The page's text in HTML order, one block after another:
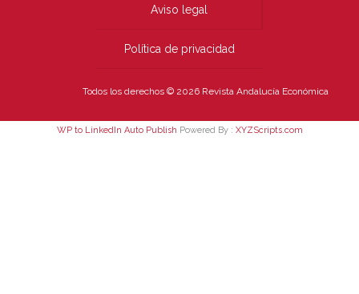
Aviso legal
Política de privacidad
Todos los derechos © 2026 Revista Andalucía Económica
WP to LinkedIn Auto Publish Powered By : XYZScripts.com